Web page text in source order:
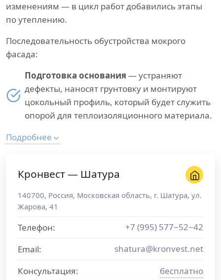
изменениям — в цикл работ добавились этапы
по утеплению.
Последовательность обустройства мокрого
фасада:
Подготовка основания — устраняют
дефекты, наносят грунтовку и монтируют
цокольный профиль, который будет служить
опорой для теплоизоляционного материала.
Подробнее
Кронвест — Шатура
140700, Россия, Московская область, г. Шатура, ул.
Жарова, 41
Телефон:
+7 (995) 577−52−42
Email:
shatura@kronvest.net
Консультация:
бесплатно